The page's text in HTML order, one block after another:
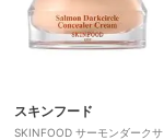
スキンフード
SKINFOOD サーモンダークサ